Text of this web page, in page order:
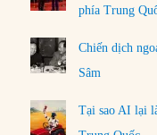
phía Trung
Chiến dịch
Sâm
Tại sao AI lại